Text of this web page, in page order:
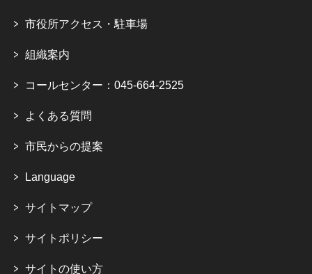
市役所アクセス・駐車場
組織案内
コールセンター：045-664-2525
よくある質問
市民からの提案
Language
サイトマップ
サイトポリシー
サイトの使い方